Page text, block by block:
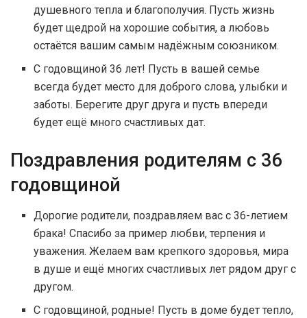
душевного тепла и благополучия. Пусть жизнь
будет щедрой на хорошие события, а любовь
остаётся вашим самым надёжным союзником.
С годовщиной 36 лет! Пусть в вашей семье
всегда будет место для доброго слова, улыбки и
заботы. Берегите друг друга и пусть впереди
будет ещё много счастливых дат.
Поздравления родителям с 36
годовщиной
Дорогие родители, поздравляем вас с 36-летием
брака! Спасибо за пример любви, терпения и
уважения. Желаем вам крепкого здоровья, мира
в душе и ещё многих счастливых лет рядом друг с
другом.
С годовщиной, родные! Пусть в доме будет тепло,